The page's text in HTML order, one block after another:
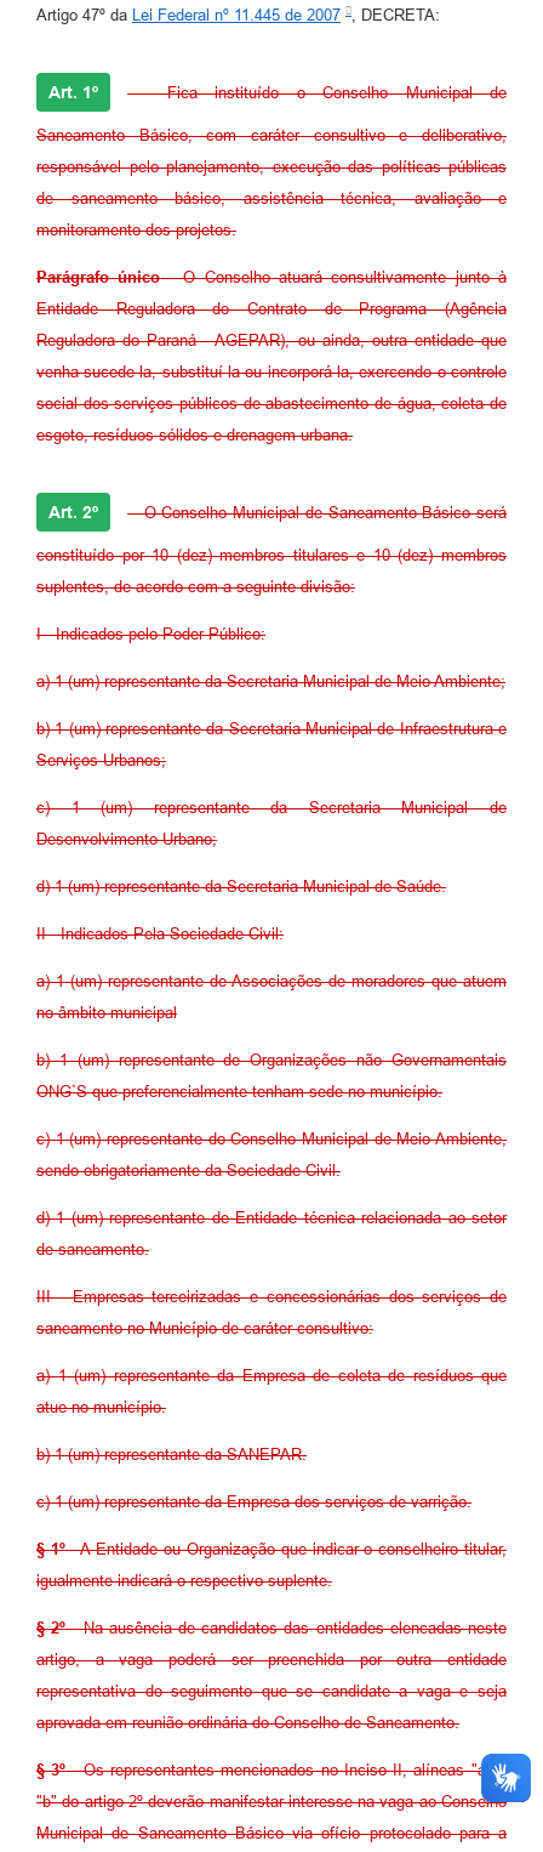
Artigo 47º da Lei Federal nº 11.445 de 2007 , DECRETA:
Art. 1º - Fica instituído o Conselho Municipal de
Saneamento Básico, com caráter consultivo e deliberativo,
responsável pelo planejamento, execução das políticas públicas
de saneamento básico, assistência técnica, avaliação e
monitoramento dos projetos.
Parágrafo único- O Conselho atuará consultivamente junto à
Entidade Reguladora do Contrato de Programa (Agência
Reguladora do Paraná - AGEPAR), ou ainda, outra entidade que
venha sucede-la, substituí-la ou incorporá-la, exercendo o controle
social dos serviços públicos de abastecimento de água, coleta de
esgoto, resíduos sólidos e drenagem urbana.
Art. 2º - O Conselho Municipal de Saneamento Básico será
constituído por 10 (dez) membros titulares e 10 (dez) membros
suplentes, de acordo com a seguinte divisão:
I - Indicados pelo Poder Público:
a) 1 (um) representante da Secretaria Municipal de Meio Ambiente;
b) 1 (um) representante da Secretaria Municipal de Infraestrutura e
Serviços Urbanos;
c) 1 (um) representante da Secretaria Municipal de
Desenvolvimento Urbano;
d) 1 (um) representante da Secretaria Municipal de Saúde.
II - Indicados Pela Sociedade Civil:
a) 1 (um) representante de Associações de moradores que atuem
no âmbito municipal
b) 1 (um) representante de Organizações não Governamentais
ONG`S que preferencialmente tenham sede no município.
c) 1 (um) representante do Conselho Municipal de Meio Ambiente,
sendo obrigatoriamente da Sociedade Civil.
d) 1 (um) representante de Entidade técnica relacionada ao setor
de saneamento.
III - Empresas terceirizadas e concessionárias dos serviços de
saneamento no Município de caráter consultivo:
a) 1 (um) representante da Empresa de coleta de resíduos que
atue no município.
b) 1 (um) representante da SANEPAR.
c) 1 (um) representante da Empresa dos serviços de varrição.
§ 1º- A Entidade ou Organização que indicar o conselheiro titular,
igualmente indicará o respectivo suplente.
§ 2º- Na ausência de candidatos das entidades elencadas neste
artigo, a vaga poderá ser preenchida por outra entidade
representativa do seguimento que se candidate a vaga e seja
aprovada em reunião ordinária do Conselho de Saneamento.
§ 3º- Os representantes mencionados no Inciso II, alíneas "a" e
"b" do artigo 2º deverão manifestar interesse na vaga ao Conselho
Municipal de Saneamento Básico via ofício protocolado para a